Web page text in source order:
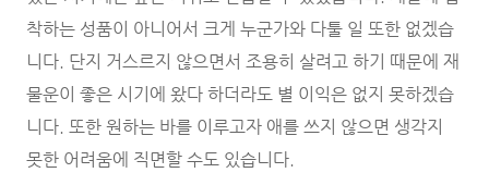
착하는 성품이 아니어서 크게 누군가와 다툴 일 또한 없겠습
니다. 단지 거스르지 않으면서 조용히 살려고 하기 때문에 재
물운이 좋은 시기에 왔다 하더라도 별 이익은 없지 못하겠습
니다. 또한 원하는 바를 이루고자 애를 쓰지 않으면 생각지
못한 어려움에 직면할 수도 있습니다.